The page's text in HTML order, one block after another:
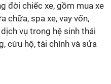
đời chiếc xe, gồm mua xe
chữa, spa xe, vay vốn,
vụ trong hệ sinh thái
cứu hộ, tài chính và sửa